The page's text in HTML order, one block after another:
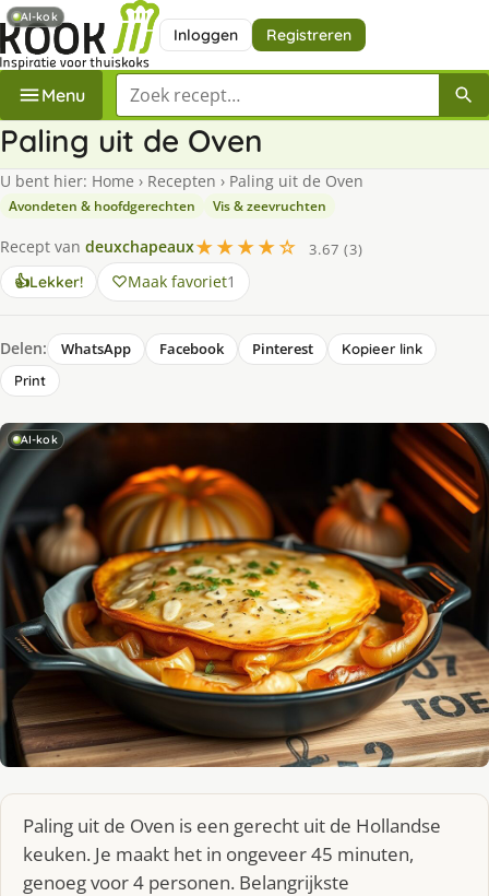
Inloggen Registreren
Menu Zoek een recept
Paling uit de Oven
U bent hier: Home › Recepten › Paling uit de Oven
Avondeten & hoofdgerechten Vis & zeevruchten
Recept van deuxchapeaux★★★★☆
3.67 (3)
👍Lekker! Maak favoriet1
Delen: WhatsApp Facebook Pinterest
Kopieer link
Print
AI-kok
Paling uit de Oven is een gerecht uit de Hollandse
keuken. Je maakt het in ongeveer 45 minuten,
genoeg voor 4 personen. Belangrijkste
AI-kok